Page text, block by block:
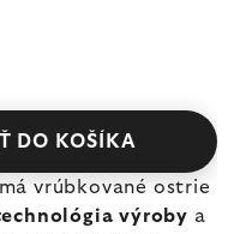
DO KOŠÍKA
má vrúbkované ostrie
výroby a